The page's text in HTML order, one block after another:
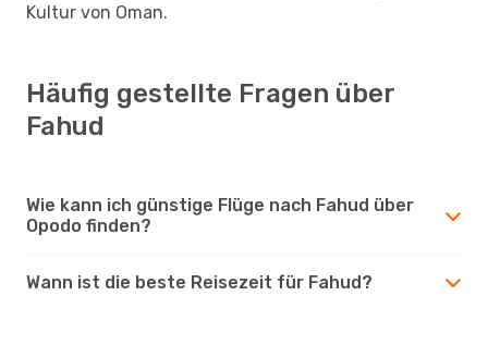
Kultur von Oman.
Häufig gestellte Fragen über
Fahud
Wie kann ich günstige Flüge nach Fahud über
Opodo finden?
Wann ist die beste Reisezeit für Fahud?